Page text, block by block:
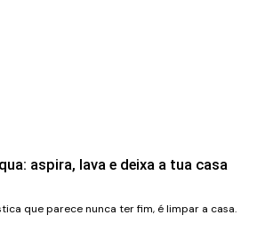
aspira, lava e deixa a tua casa
que parece nunca ter fim, é limpar a casa.